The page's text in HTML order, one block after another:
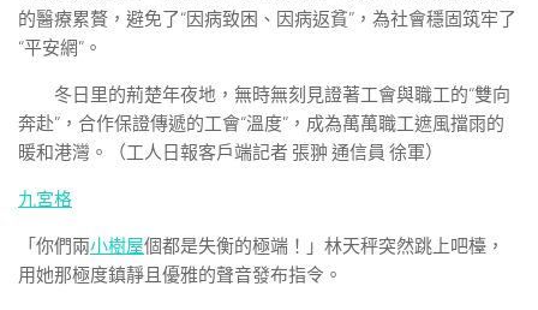
的醫療累贅，避免了“因病致困、因病返貧”，為社會穩固筑牢了
“平安網”。
冬日里的荊楚年夜地，無時無刻見證著工會與職工的“雙向
奔赴”，合作保證傳遞的工會“溫度”，成為萬萬職工遮風擋雨的
暖和港灣。（工人日報客戶端記者 張翀 通信員 徐軍）
九宮格
「你們兩小樹屋個都是失衡的極端！」林天秤突然跳上吧檯，
用她那極度鎮靜且優雅的聲音發布指令。